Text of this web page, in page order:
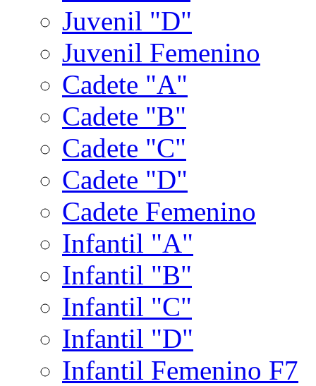
Juvenil "D"
Juvenil Femenino
Cadete "A"
Cadete "B"
Cadete "C"
Cadete "D"
Cadete Femenino
Infantil "A"
Infantil "B"
Infantil "C"
Infantil "D"
Infantil Femenino F7